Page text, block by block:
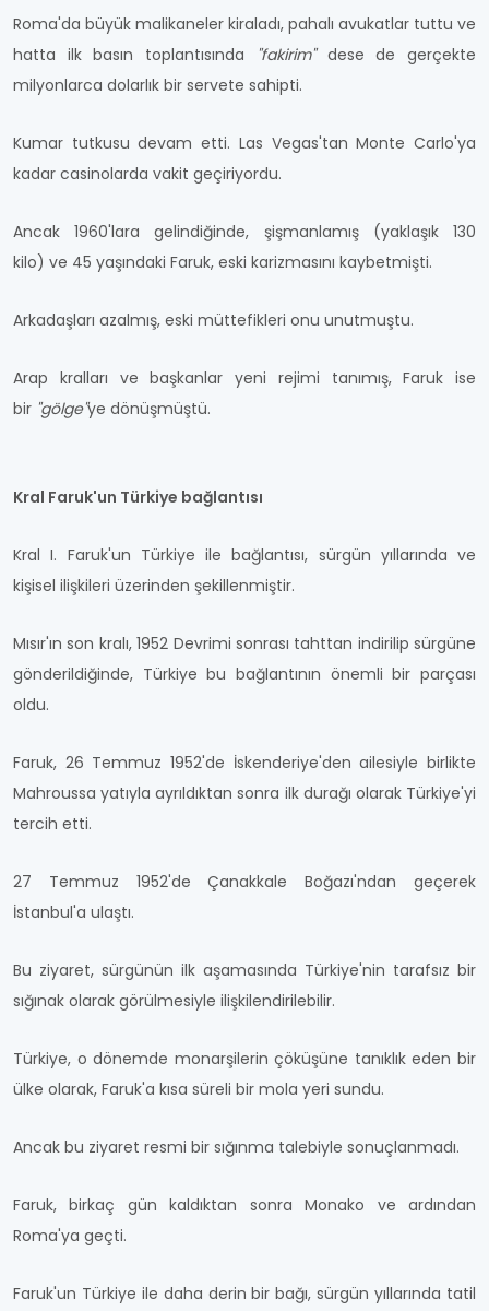
Roma'da büyük malikaneler kiraladı, pahalı avukatlar tuttu ve
hatta ilk basın toplantısında
"fakirim" dese de gerçekte
milyonlarca dolarlık bir servete sahipti.
Kumar tutkusu devam etti. Las Vegas'tan Monte Carlo'ya
kadar casinolarda vakit geçiriyordu.
Ancak 1960'lara gelindiğinde, şişmanlamış (yaklaşık 130
kilo) ve 45 yaşındaki Faruk, eski karizmasını kaybetmişti.
Arkadaşları azalmış, eski müttefikleri onu unutmuştu.
Arap kralları ve başkanlar yeni rejimi tanımış, Faruk ise
bir "gölge"ye dönüşmüştü.
Kral Faruk'un Türkiye bağlantısı
Kral I. Faruk'un Türkiye ile bağlantısı, sürgün yıllarında ve
kişisel ilişkileri üzerinden şekillenmiştir.
Mısır'ın son kralı, 1952 Devrimi sonrası tahttan indirilip sürgüne
gönderildiğinde, Türkiye bu bağlantının önemli bir parçası
oldu.
Faruk, 26 Temmuz 1952'de İskenderiye'den ailesiyle birlikte
Mahroussa yatıyla ayrıldıktan sonra ilk durağı olarak Türkiye'yi
tercih etti.
27 Temmuz 1952'de Çanakkale Boğazı'ndan geçerek
İstanbul'a ulaştı.
Bu ziyaret, sürgünün ilk aşamasında Türkiye'nin tarafsız bir
sığınak olarak görülmesiyle ilişkilendirilebilir.
Türkiye, o dönemde monarşilerin çöküşüne tanıklık eden bir
ülke olarak, Faruk'a kısa süreli bir mola yeri sundu.
Ancak bu ziyaret resmi bir sığınma talebiyle sonuçlanmadı.
Faruk, birkaç gün kaldıktan sonra Monako ve ardından
Roma'ya geçti.
Faruk'un Türkiye ile daha derin bir bağı, sürgün yıllarında tatil